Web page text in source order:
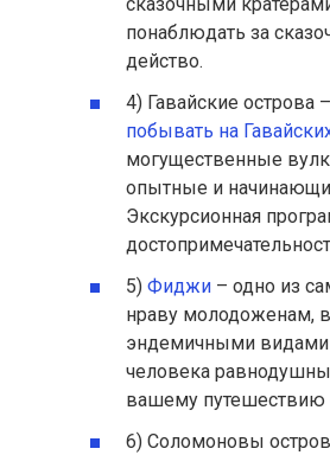
понаблюдать за
действо.
4) Гавайские острова
побывать на
могущественные
опытные и
Экскурсионная
5) Фиджи – одно из
нраву молодоженам,
эндемичными видами
человека
вашему путешествию
6) Соломоновы